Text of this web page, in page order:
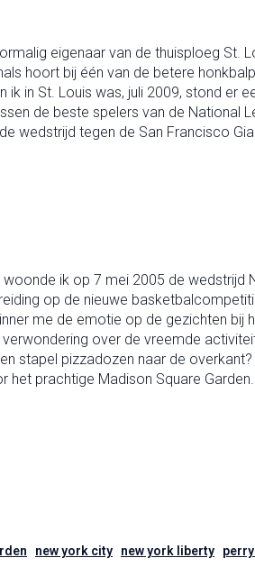
eigenaar van de thuisploeg St.
hoort bij één van de betere
in St. Louis was, juli 2009, stond er
de beste spelers van de National
wedstrijd tegen de San Francisco
ik op 7 mei 2005 de wedstrijd
op de nieuwe
me de emotie op de gezichten bij
over de vreemde
stapel pizzadozen naar de
prachtige Madison Square Garden.
new york city new york liberty